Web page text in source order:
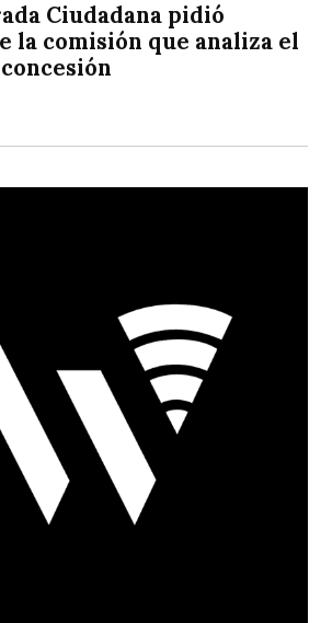
Ciudadana pidió
la comisión que analiza el